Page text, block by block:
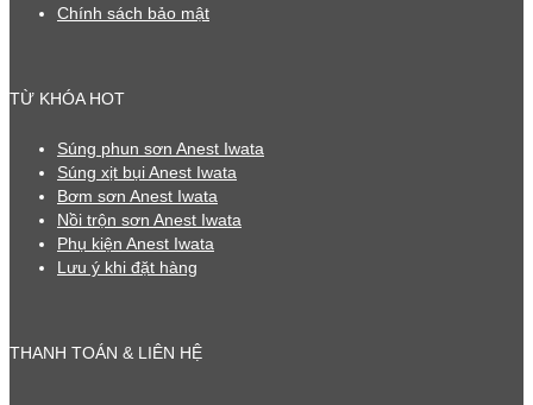
Chính sách bảo mật
TỪ KHÓA HOT
Súng phun sơn Anest Iwata
Súng xịt bụi Anest Iwata
Bơm sơn Anest Iwata
Nồi trộn sơn Anest Iwata
Phụ kiện Anest Iwata
Lưu ý khi đặt hàng
THANH TOÁN & LIÊN HỆ